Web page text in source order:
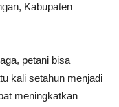
Kabupaten
petani bisa
kali setahun menjadi
meningkatkan